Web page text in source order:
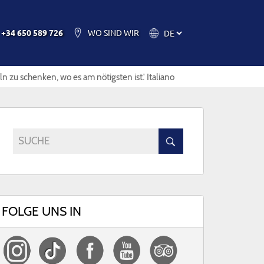
4 Jahre)
12 Jahre)
+34 650 589 726 WO SIND WIR
KONTO
EINLOGGEN
zu schenken, wo es am nötigsten ist.' Italiano
SUCHE
FOLGE UNS IN